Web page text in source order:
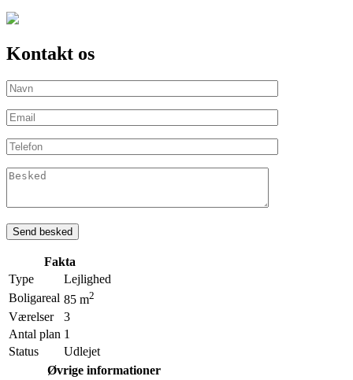
Kontakt os
Fakta
Type
Lejlighed
Boligareal 85 m2
Værelser
3
Antal plan 1
Status
Udlejet
Øvrige informationer